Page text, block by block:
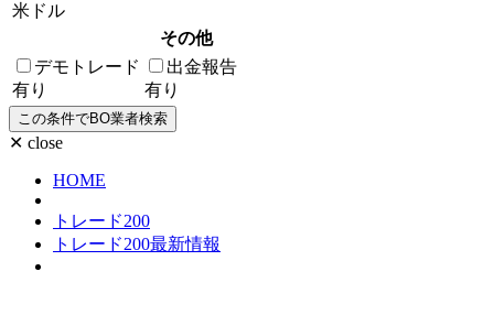
米ドル
その他
デモトレード
有り
出金報告
有り
✕ close
HOME
トレード200
トレード200最新情報